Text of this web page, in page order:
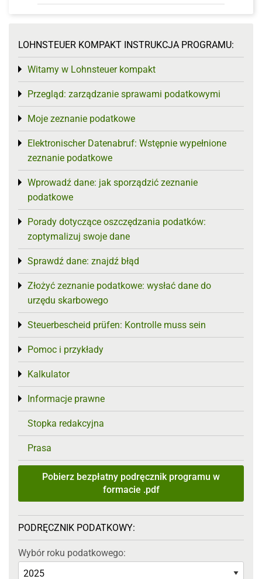
LOHNSTEUER KOMPAKT INSTRUKCJA PROGRAMU:
Witamy w Lohnsteuer kompakt
Toggle menu
Przegląd: zarządzanie sprawami podatkowymi
Toggle menu
Moje zeznanie podatkowe
Toggle menu
Elektronischer Datenabruf: Wstępnie wypełnione
zeznanie podatkowe
Toggle menu
Wprowadź dane: jak sporządzić zeznanie
podatkowe
Toggle menu
Porady dotyczące oszczędzania podatków:
zoptymalizuj swoje dane
Toggle menu
Sprawdź dane: znajdź błąd
Toggle menu
Złożyć zeznanie podatkowe: wysłać dane do
urzędu skarbowego
Toggle menu
Steuerbescheid prüfen: Kontrolle muss sein
Toggle menu
Pomoc i przykłady
Toggle menu
Kalkulator
Toggle menu
Informacje prawne
Toggle menu
Stopka redakcyjna
Prasa
Pobierz bezpłatny podręcznik programu w
formacie .pdf
PODRĘCZNIK PODATKOWY:
Wybór roku podatkowego: